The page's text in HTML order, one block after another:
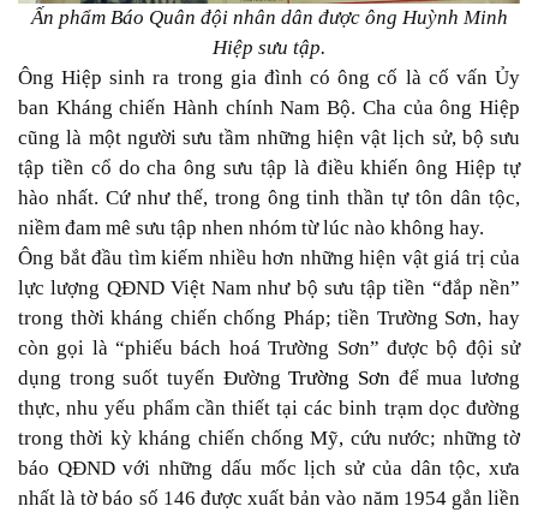
Ấn phẩm Báo Quân đội nhân dân được ông Huỳnh Minh
Hiệp sưu tập.
Ông Hiệp sinh ra trong gia đình có ông cố là cố vấn Ủy
ban Kháng chiến Hành chính Nam Bộ. Cha của ông Hiệp
cũng là một người sưu tầm những hiện vật lịch sử, bộ sưu
tập tiền cổ do cha ông sưu tập là điều khiến ông Hiệp tự
hào nhất. Cứ như thế, trong ông tinh thần tự tôn dân tộc,
niềm đam mê sưu tập nhen nhóm từ lúc nào không hay.
Ông bắt đầu tìm kiếm nhiều hơn những hiện vật giá trị của
lực lượng QĐND Việt Nam như bộ sưu tập tiền “đắp nền”
trong thời kháng chiến chống Pháp; tiền Trường Sơn, hay
còn gọi là “phiếu bách hoá Trường Sơn” được bộ đội sử
dụng trong suốt tuyến ĐườngTrường Sơn để mua lương
thực, nhu yếu phẩm cần thiết tại các binh trạm dọc đường
trong thời kỳ kháng chiến chống Mỹ, cứu nước; những tờ
báo QĐND với những dấu mốc lịch sử của dân tộc, xưa
nhất là tờ báo số 146 được xuất bản vào năm 1954 gắn liền